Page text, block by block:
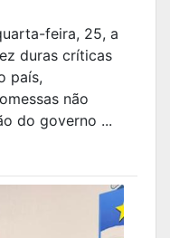
feira, 25, a
duras críticas
país,
não
do governo ...